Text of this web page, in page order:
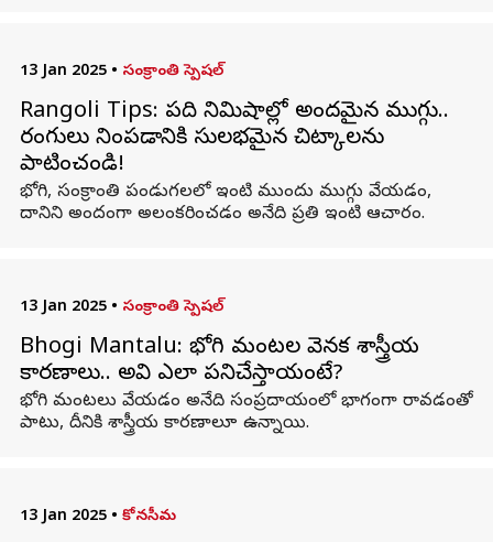
13 Jan 2025 • సంక్రాంతి స్పెషల్
Rangoli Tips: పది నిమిషాల్లో అందమైన ముగ్గు..
రంగులు నింపడానికి సులభమైన చిట్కాలను
పాటించండి!
భోగి, సంక్రాంతి పండుగలలో ఇంటి ముందు ముగ్గు వేయడం,
దానిని అందంగా అలంకరించడం అనేది ప్రతి ఇంటి ఆచారం.
13 Jan 2025 • సంక్రాంతి స్పెషల్
Bhogi Mantalu: భోగి మంటల వెనక శాస్త్రీయ
కారణాలు.. అవి ఎలా పనిచేస్తాయంటే?
భోగి మంటలు వేయడం అనేది సంప్రదాయంలో భాగంగా రావడంతో
పాటు, దీనికి శాస్త్రీయ కారణాలూ ఉన్నాయి.
13 Jan 2025 • కోనసీమ